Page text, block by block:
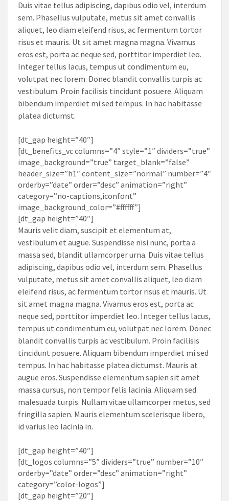
Duis vitae tellus adipiscing, dapibus odio vel, interdum
sem. Phasellus vulputate, metus sit amet convallis
aliquet, leo diam eleifend risus, ac fermentum tortor
risus et mauris. Ut sit amet magna magna. Vivamus
eros est, porta ac neque sed, porttitor imperdiet leo.
Integer tellus lacus, tempus ut condimentum eu,
volutpat nec lorem. Donec blandit convallis turpis ac
vestibulum. Proin facilisis tincidunt posuere. Aliquam
bibendum imperdiet mi sed tempus. In hac habitasse
platea dictumst.
[dt_gap height=”40″]
[dt_benefits_vc columns=”4″ style=”1″ dividers=”true”
image_background=”true” target_blank=”false”
header_size=”h1″ content_size=”normal” number=”4″
orderby=”date” order=”desc” animation=”right”
category=”no-captions,iconfont”
image_background_color=”#ffffff”]
[dt_gap height=”40″]
Mauris velit diam, suscipit et elementum at,
vestibulum et augue. Suspendisse nisi nunc, porta a
massa sed, blandit ullamcorper urna. Duis vitae tellus
adipiscing, dapibus odio vel, interdum sem. Phasellus
vulputate, metus sit amet convallis aliquet, leo diam
eleifend risus, ac fermentum tortor risus et mauris. Ut
sit amet magna magna. Vivamus eros est, porta ac
neque sed, porttitor imperdiet leo. Integer tellus lacus,
tempus ut condimentum eu, volutpat nec lorem. Donec
blandit convallis turpis ac vestibulum. Proin facilisis
tincidunt posuere. Aliquam bibendum imperdiet mi sed
tempus. In hac habitasse platea dictumst. Mauris at
augue eros. Suspendisse elementum sapien sit amet
massa cursus, non tempor felis lacinia. Aliquam sed
malesuada turpis. Nullam vitae ullamcorper metus, sed
fringilla sapien. Mauris elementum scelerisque libero,
id varius leo lacinia in.
[dt_gap height=”40″]
[dt_logos columns=”5″ dividers=”true” number=”10″
orderby=”date” order=”desc” animation=”right”
category=”color-logos”]
[dt_gap height=”20″]